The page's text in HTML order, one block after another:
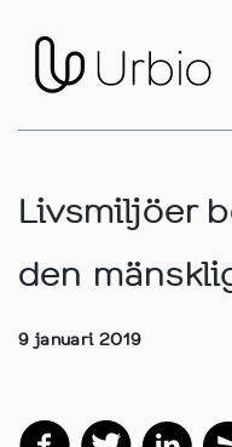
Livsmiljöer
den
9 januari 2019